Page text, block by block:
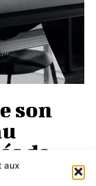
aux
son
de